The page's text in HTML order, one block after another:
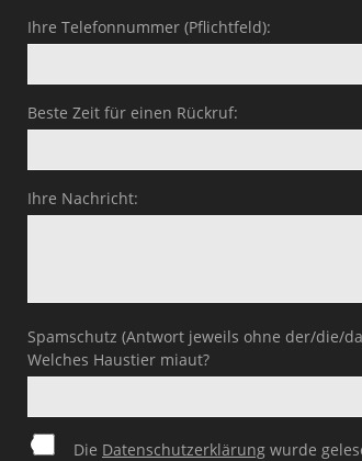
Ihre Telefonnummer (Pflichtfeld):
Beste Zeit für einen Rückruf:
Ihre Nachricht:
Spamschutz (Antwort jeweils ohne der/die/
Welches Haustier miaut?
Die Datenschutzerklärung wurde